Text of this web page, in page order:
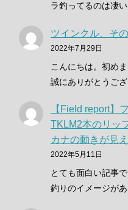
ラ釣ってるのは凄い
ツインクル、その
2022年7月29日
こんにちは。初め
誠にありがとうご
【Field report】
TKLM2本のリッ
カナの動きが見
2022年5月11日
とても面白い記事
釣りのイメージが